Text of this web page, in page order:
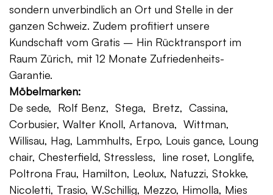
sondern unverbindlich an Ort und Stelle in der
ganzen Schweiz. Zudem profitiert unsere
Kundschaft vom Gratis – Hin Rücktransport im
Raum Zürich, mit 12 Monate Zufriedenheits-
Garantie.
Möbelmarken:
De sede, Rolf Benz, Stega, Bretz, Cassina,
Corbusier, Walter Knoll, Artanova, Wittman,
Willisau, Hag, Lammhults, Erpo, Louis gance, Loung
chair, Chesterfield, Stressless, line roset, Longlife,
Poltrona Frau, Hamilton, Leolux, Natuzzi, Stokke,
Nicoletti, Trasio, W.Schillig, Mezzo, Himolla, Mies